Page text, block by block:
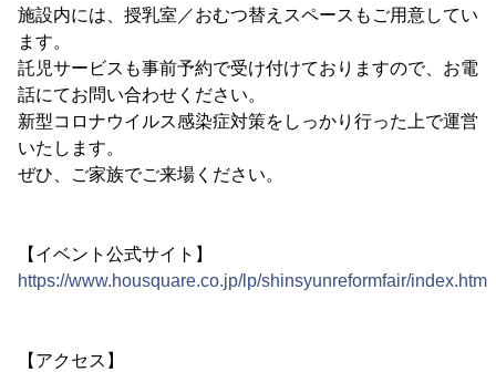
施設内には、授乳室／おむつ替えスペースもご用意してい
ます。
託児サービスも事前予約で受け付けておりますので、お電
話にてお問い合わせください。
新型コロナウイルス感染症対策をしっかり行った上で運営
いたします。
ぜひ、ご家族でご来場ください。
【イベント公式サイト】
https://www.housquare.co.jp/lp/shinsyunreformfair/index.html
【アクセス】